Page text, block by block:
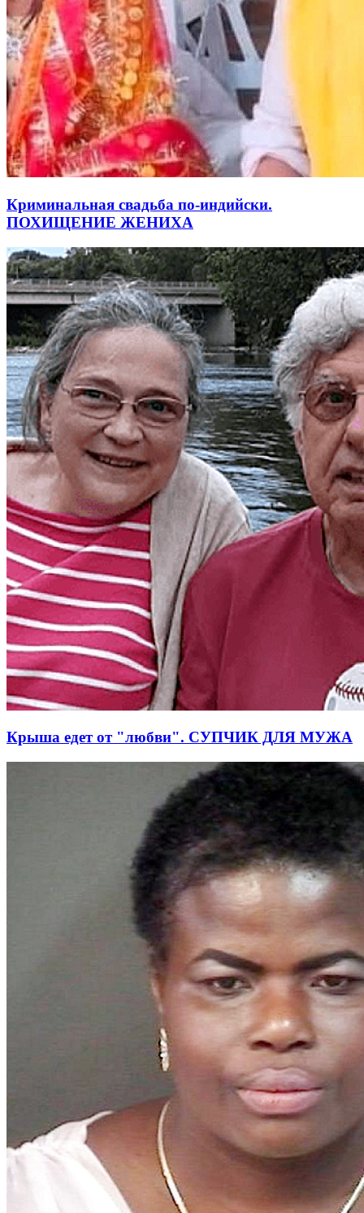
Криминальная свадьба по-индийски.
ПОХИЩЕНИЕ ЖЕНИХА
Крыша едет от "любви". СУПЧИК ДЛЯ МУЖА